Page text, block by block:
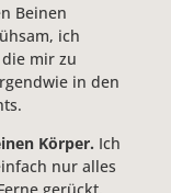
Beinen
ich
mir zu
in den
Körper. Ich
nur alles